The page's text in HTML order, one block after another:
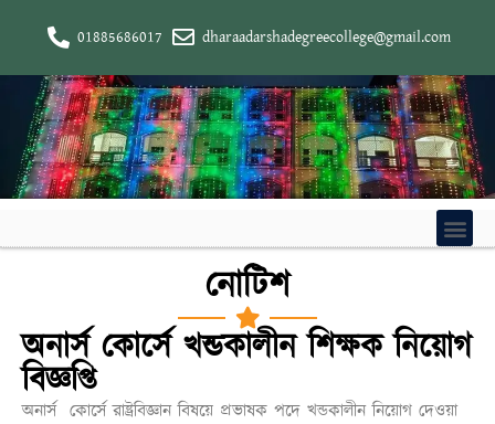
01885686017 dharaadarshadegreecollege@gmail.com
নোটিশ
অনার্স কোর্সে খন্ডকালীন শিক্ষক নিয়োগ
বিজ্ঞপ্তি
অনার্স কোর্সে রাষ্ট্রবিজ্ঞান বিষয়ে প্রভাষক পদে খন্ডকালীন নিয়োগ দেওয়া